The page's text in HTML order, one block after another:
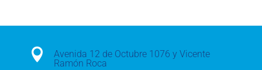

Avenida 12 de Octubre 1076 y Vicente
Ramón Roca